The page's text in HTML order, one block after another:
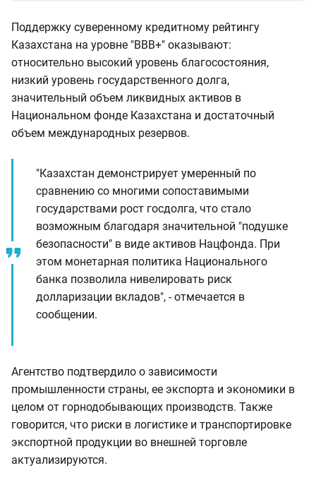
Поддержку суверенному кредитному рейтингу
Казахстана на уровне "BBB+" оказывают:
относительно высокий уровень благосостояния,
низкий уровень государственного долга,
значительный объем ликвидных активов в
Национальном фонде Казахстана и достаточный
объем международных резервов.
"Казахстан демонстрирует умеренный по
сравнению со многими сопоставимыми
государствами рост госдолга, что стало
возможным благодаря значительной "подушке
безопасности" в виде активов Нацфонда. При
этом монетарная политика Национального
банка позволила нивелировать риск
долларизации вкладов", - отмечается в
сообщении.
Агентство подтвердило о зависимости
промышленности страны, ее экспорта и экономики в
целом от горнодобывающих производств. Также
говорится, что риски в логистике и транспортировке
экспортной продукции во внешней торговле
актуализируются.